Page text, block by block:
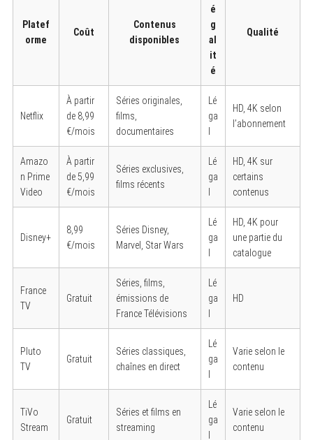
Platef
orme
Coût
Contenus
disponibles
é
g
al
it
é
Qualité
Netflix
À partir
de 8,99
€/mois
Séries originales,
films,
documentaires
Lé
ga
HD, 4K selon
l’abonnement
Amazo
n Prime
Video
À partir
de 5,99
€/mois
Séries exclusives,
films récents
Lé
ga
HD, 4K sur
certains
contenus
Disney+
8,99
€/mois
Séries Disney,
Marvel, Star Wars
Lé
ga
HD, 4K pour
une partie du
catalogue
France
TV
Gratuit
Séries, films,
émissions de
France Télévisions
Lé
ga
HD
Pluto
TV
Gratuit
Séries classiques,
chaînes en direct
Lé
ga
Varie selon le
contenu
TiVo
Stream
Gratuit
Séries et films en
streaming
Lé
ga
Varie selon le
contenu